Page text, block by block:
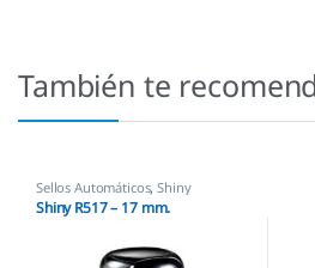
También te
Sellos Automáticos,Shiny
Shiny R517 – 17 mm.